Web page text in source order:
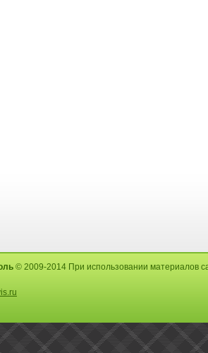
© 2009-2014 При использовании материалов